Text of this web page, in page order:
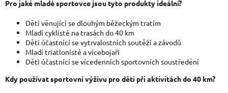
Pro jaké mladé sportovce jsou tyto produkty ideální?
Děti věnující se dlouhým běžeckým tratím
Mladí cyklisté na trasách do 40 km
Děti účastnící se vytrvalostních soutěží a závodů
Mladí triatlonisté a vícebojaři
Děti účastnící se vícedenních sportovních soustředění
Kdy používat sportovní výživu pro děti při aktivitách do 40 km?